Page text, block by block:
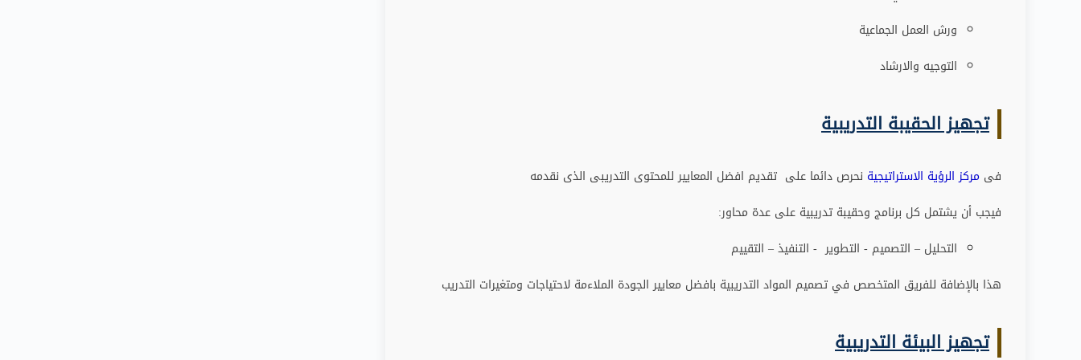
ورش العمل الجماعية
التوجيه والارشاد
تجهيز الحقيبة التدريبية
فى مركز الرؤية الاستراتيجية نحرص دائما على تقديم افضل المعايير للمحتوى التدريبى الذى نقدمه
فيجب أن يشتمل كل برنامج وحقيبة تدريبية على عدة محاور:
التحليل – التصميم - التطوير - التنفيذ – التقييم
هذا بالإضافة للفريق المتخصص في تصميم المواد التدريبية بافضل معايير الجودة الملاءمة لاحتياجات ومتغيرات التدريب
تجهيز البيئة التدريبية